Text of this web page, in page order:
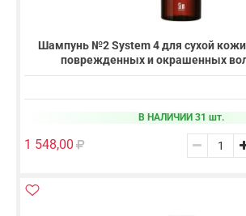
Шампунь №2 System 4 для сухой кожи
поврежденных и окрашенных
В НАЛИЧИИ 31 шт.
1 548,00